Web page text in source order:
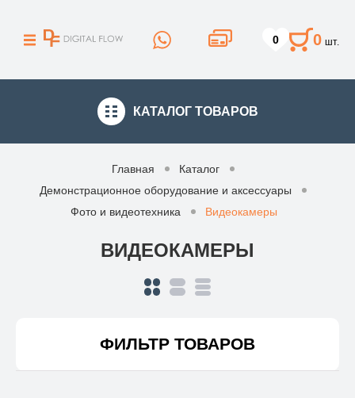
0 0 шт.
КАТАЛОГ ТОВАРОВ
Главная
Каталог
Демонстрационное оборудование и аксессуары
Фото и видеотехника
Видеокамеры
ВИДЕОКАМЕРЫ
ФИЛЬТР ТОВАРОВ